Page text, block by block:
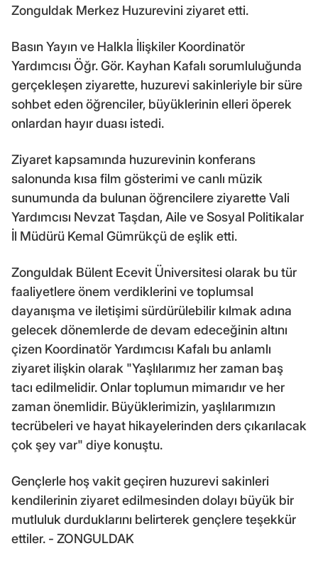
Zonguldak Merkez Huzurevini ziyaret etti.
Basın Yayın ve Halkla İlişkiler Koordinatör
Yardımcısı Öğr. Gör. Kayhan Kafalı sorumluluğunda
gerçekleşen ziyarette, huzurevi sakinleriyle bir süre
sohbet eden öğrenciler, büyüklerinin elleri öperek
onlardan hayır duası istedi.
Ziyaret kapsamında huzurevinin konferans
salonunda kısa film gösterimi ve canlı müzik
sunumunda da bulunan öğrencilere ziyarette Vali
Yardımcısı Nevzat Taşdan, Aile ve Sosyal Politikalar
İl Müdürü Kemal Gümrükçü de eşlik etti.
Zonguldak Bülent Ecevit Üniversitesi olarak bu tür
faaliyetlere önem verdiklerini ve toplumsal
dayanışma ve iletişimi sürdürülebilir kılmak adına
gelecek dönemlerde de devam edeceğinin altını
çizen Koordinatör Yardımcısı Kafalı bu anlamlı
ziyaret ilişkin olarak "Yaşlılarımız her zaman baş
tacı edilmelidir. Onlar toplumun mimarıdır ve her
zaman önemlidir. Büyüklerimizin, yaşlılarımızın
tecrübeleri ve hayat hikayelerinden ders çıkarılacak
çok şey var" diye konuştu.
Gençlerle hoş vakit geçiren huzurevi sakinleri
kendilerinin ziyaret edilmesinden dolayı büyük bir
mutluluk durduklarını belirterek gençlere teşekkür
ettiler. - ZONGULDAK